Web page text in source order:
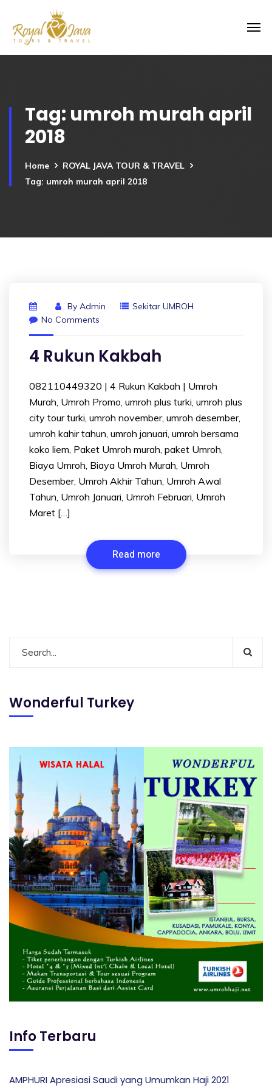
Tag: umroh murah april
2018
Home
ROYAL JAVA TOUR & TRAVEL
Tag: umroh murah april 2018
By Admin
Sekitar UMROH
No Comments
4 Rukun Kakbah
082110449320 | 4 Rukun Kakbah | Umroh
Murah, Umroh Promo, umroh plus turki, umroh plus
city tour turki, umroh november, umroh desember,
umroh kahir tahun, umroh januari, umroh bersama
koko liem, Paket Umroh murah, paket Umroh,
Biaya Umroh, Biaya Umroh Murah, Umroh
Desember, Umroh Akhir Tahun, Umroh Awal
Tahun, Umroh Januari, Umroh Februari, Umroh
Maret […]
Read more
Wonderful Turkey
Info Terbaru
AMPHURI Apresiasi Saudi yang Umumkan Haji 2021